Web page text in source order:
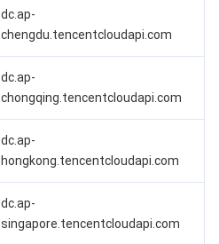
dc.ap-
chengdu.tencentcloudapi.com
dc.ap-
chongqing.tencentcloudapi.com
dc.ap-
hongkong.tencentcloudapi.com
dc.ap-
singapore.tencentcloudapi.com